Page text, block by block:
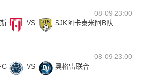
08-09 23:00
VS SJK阿卡泰米阿B队
08-09 23:00
VS 奥格雷联合